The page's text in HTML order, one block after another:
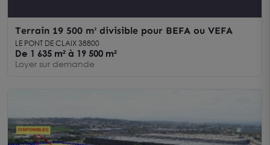
Terrain 19 500 m² divisible pour BEFA ou VEFA
LE PONT DE CLAIX 38800
De 1 635 m² à 19 500 m²
Loyer sur demande